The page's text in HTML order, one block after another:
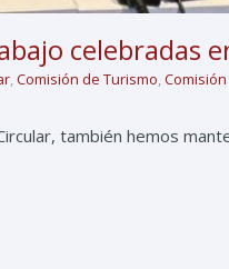
celebradas
,Comisión de Turismo,
también hemos